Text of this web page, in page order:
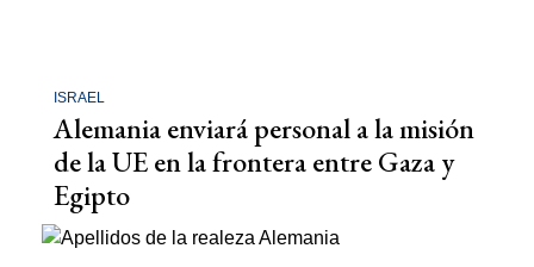
ISRAEL
Alemania enviará personal a la misión
de la UE en la frontera entre Gaza y
Egipto